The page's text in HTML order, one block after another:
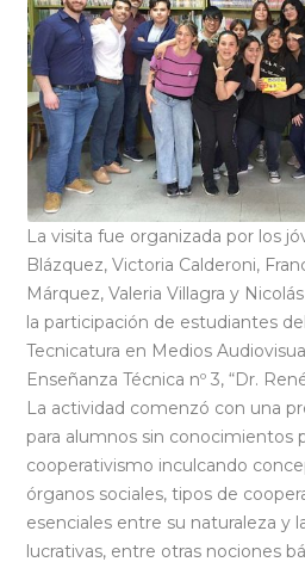
La visita fue organizada por los
Blázquez, Victoria Calderoni,
Márquez, Valeria Villagra y
la participación de estudiantes
Tecnicatura en Medios
Enseñanza Técnica nº 3, “Dr.
La actividad comenzó con una
para alumnos sin conocimientos
cooperativismo inculcando
órganos sociales, tipos de
esenciales entre su naturaleza y
lucrativas, entre otras nociones